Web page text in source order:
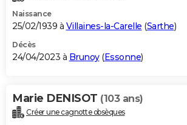
Naissance
25/02/1939 à Villaines-la-Carelle (Sarthe)
Décès
24/04/2023 à Brunoy(Essonne)
Marie DENISOT (103 ans)
Créer une cagnotte obsèques